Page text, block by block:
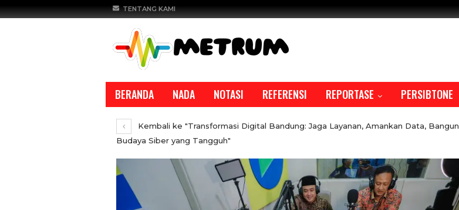
TENTANG KAMI
BERANDA NADA NOTASI REFERENSI REPORTASE PERSIBTONE
Kembali ke "Transformasi Digital Bandung: Jaga Layanan, Amankan Data, Bangun
Budaya Siber yang Tangguh"
REPORTASE REPORTASE